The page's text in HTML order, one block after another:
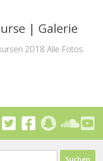
| Galerie
2018 Alle Fotos: